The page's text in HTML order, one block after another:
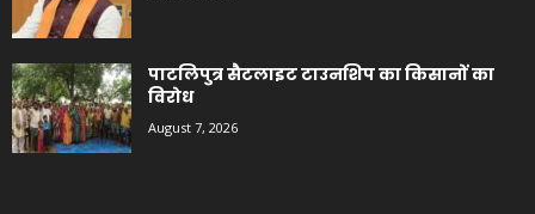
पाटलिपुत्र सैटलाइट टाउनशिप का किसानों का
विरोध
August 7, 2026